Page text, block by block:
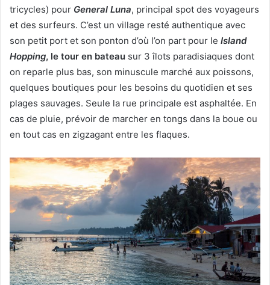
tricycles) pour General Luna, principal spot des voyageurs
et des surfeurs. C’est un village resté authentique avec
son petit port et son ponton d’où l’on part pour le Island
Hopping, le tour en bateau sur 3 îlots paradisiaques dont
on reparle plus bas, son minuscule marché aux poissons,
quelques boutiques pour les besoins du quotidien et ses
plages sauvages. Seule la rue principale est asphaltée. En
cas de pluie, prévoir de marcher en tongs dans la boue ou
en tout cas en zigzagant entre les flaques.